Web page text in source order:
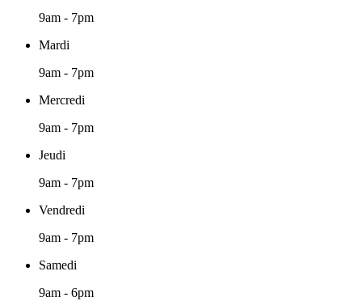
9am - 7pm
Mardi
9am - 7pm
Mercredi
9am - 7pm
Jeudi
9am - 7pm
Vendredi
9am - 7pm
Samedi
9am - 6pm